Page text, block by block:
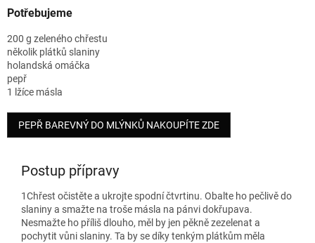
Potřebujeme
200 g zeleného chřestu
několik plátků slaniny
holandská omáčka
pepř
1 lžíce másla
PEPŘ BAREVNÝ DO MLÝNKŮ NAKOUPÍTE ZDE
Postup přípravy
1Chřest očistěte a ukrojte spodní čtvrtinu. Obalte ho pečlivě do
slaniny a smažte na troše másla na pánvi dokřupava.
Nesmažte ho příliš dlouho, měl by jen pěkně zezelenat a
pochytit vůni slaniny. Ta by se díky tenkým plátkům měla